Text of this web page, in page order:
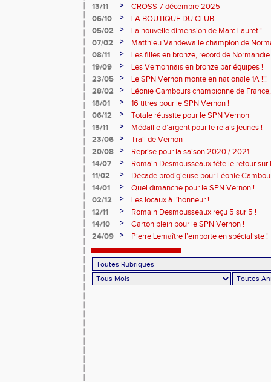
13/11 >
CROSS 7 décembre 2025
06/10
>
LA BOUTIQUE DU CLUB
05/02
>
La nouvelle dimension de Marc Lauret !
07/02
>
Matthieu Vandewalle champion de
08/11
>
Les filles en bronze, record de
19/09
>
Les Vernonnais en bronze par équipes !
23/05
>
Le SPN Vernon monte en nationale 1A !!!
28/02
>
Léonie Cambours championne de
!
18/01 >
16 titres pour le SPN Vernon !
06/12
>
Totale réussite pour le SPN Vernon
15/11
>
Médaille d’argent pour le relais jeunes !
23/06
>
Trail de Vernon
20/08
>
Reprise pour la saison 2020 / 2021
14/07
>
Romain Desmousseaux fête le retour sur
11/02
>
Décade prodigieuse pour Léonie
14/01
>
Quel dimanche pour le SPN Vernon !
02/12
>
Les locaux à l’honneur !
12/11
>
Romain Desmousseaux reçu 5 sur 5 !
14/10
>
Carton plein pour le SPN Vernon !
24/09
> Pierre Lemaître l’emporte en spécialiste !